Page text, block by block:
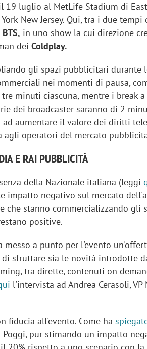
19 luglio al MetLife Stadium di
New Jersey. Qui, tra i due tempi
in uno show la cui direzione
deiColdplay.
gli spazi pubblicitari durante
nei momenti di pausa,
minuti ciascuna, mentre i break
dei broadcaster saranno di 2
aumentare il valore dei diritti
operatori del mercato
E RAI PUBBLICITÀ
della Nazionale italiana (leggi
impatto negativo sul mercato
che stanno commercializzando gli
positive.
messo a punto per l'evento
sfruttare sia le novità introdotte
tra dirette, contenuti on
l'intervista ad Andrea Cerasoli, VP
fiducia all'evento. Come ha
pur stimando un impatto